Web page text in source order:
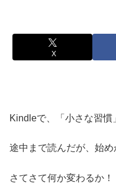
X
Kindleで、「小さな習慣
途中まで読んだが、始め
さてさて何か変わるか！